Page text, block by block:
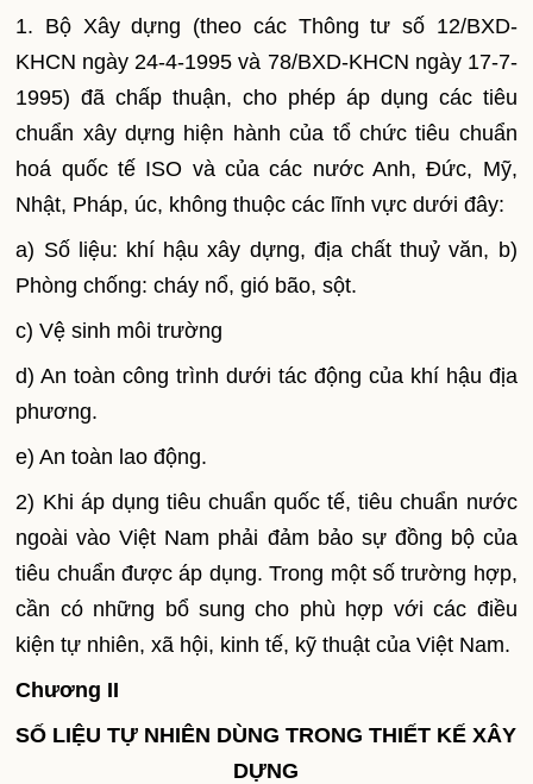
1. Bộ Xây dựng (theo các Thông tư số 12/BXD-
KHCN ngày 24-4-1995 và 78/BXD-KHCN ngày 17-7-
1995) đã chấp thuận, cho phép áp dụng các tiêu
chuẩn xây dựng hiện hành của tổ chức tiêu chuẩn
hoá quốc tế ISO và của các nước Anh, Đức, Mỹ,
Nhật, Pháp, úc, không thuộc các lĩnh vực dưới đây:
a) Số liệu: khí hậu xây dựng, địa chất thuỷ văn, b)
Phòng chống: cháy nổ, gió bão, sột.
c) Vệ sinh môi trường
d) An toàn công trình dưới tác động của khí hậu địa
phương.
e) An toàn lao động.
2) Khi áp dụng tiêu chuẩn quốc tế, tiêu chuẩn nước
ngoài vào Việt Nam phải đảm bảo sự đồng bộ của
tiêu chuẩn được áp dụng. Trong một số trường hợp,
cần có những bổ sung cho phù hợp với các điều
kiện tự nhiên, xã hội, kinh tế, kỹ thuật của Việt Nam.
Chương II
SỐ LIỆU TỰ NHIÊN DÙNG TRONG THIẾT KẾ XÂY
DỰNG